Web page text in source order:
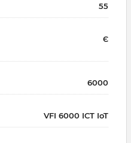
55
Є
6000
VFI 6000 ICT IoT